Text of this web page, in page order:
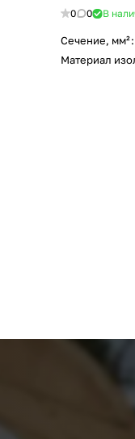
0 0 В
Сечение, мм²:
Материал